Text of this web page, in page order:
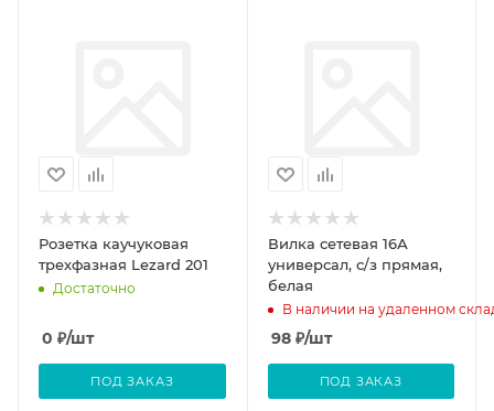
Розетка каучуковая
трехфазная Lezard 201
Достаточно
0 ₽/шт
ПОД ЗАКАЗ
Вилка сетевая 16А
универсал, с/з прямая,
белая
В наличии на удаленном
98₽/шт
ПОД ЗАКАЗ